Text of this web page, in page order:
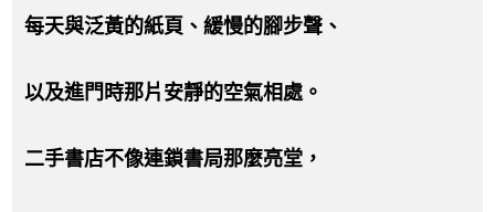
每天與泛黃的紙頁、緩慢的腳步聲、
以及進門時那片安靜的空氣相處。
二手書店不像連鎖書局那麼亮堂，